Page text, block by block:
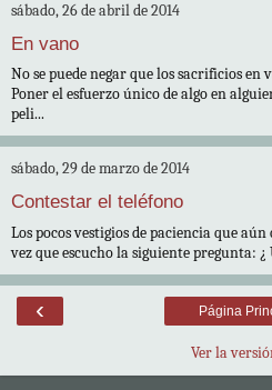
sábado, 26 de abril de 2014
En vano
No se puede negar que los sacrificios en
Poner el esfuerzo único de algo en
peli...
sábado, 29 de marzo de 2014
Contestar el teléfono
Los pocos vestigios de paciencia que
vez que escucho la siguiente pregunta: ¿
‹ Página
Ver la